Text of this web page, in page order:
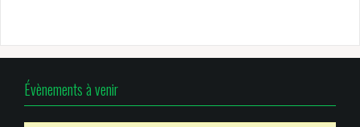
Évènements à venir